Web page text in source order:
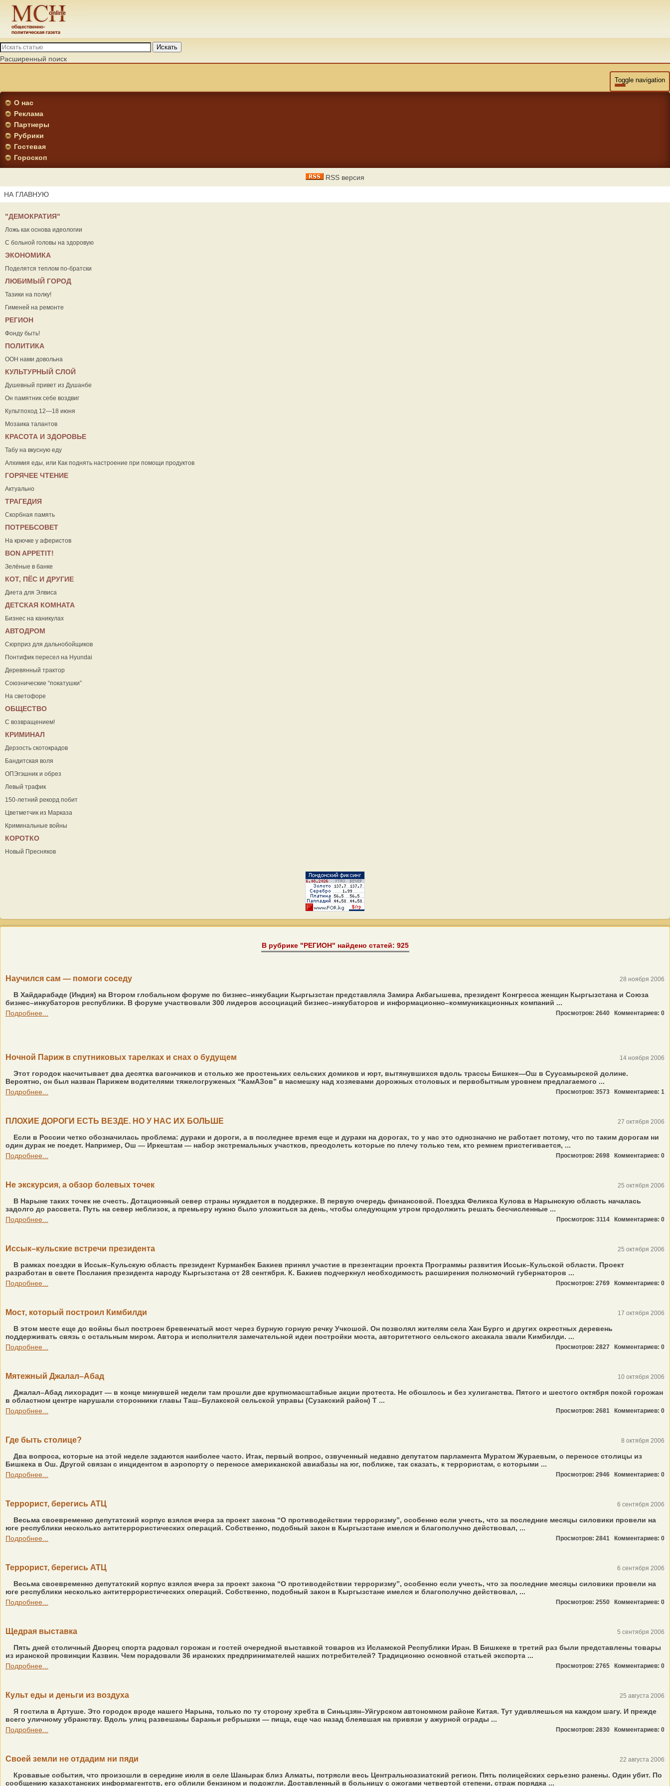
Искать
Расширенный поиск
Toggle navigation
О нас
Реклама
Партнеры
Рубрики
Гостевая
Гороскоп
RSS версия
НА ГЛАВНУЮ
"ДЕМОКРАТИЯ"
Ложь как основа идеологии
С больной головы на здоровую
ЭКОНОМИКА
Поделятся теплом по-братски
ЛЮБИМЫЙ ГОРОД
Тазики на полку!
Гименей на ремонте
РЕГИОН
Фонду быть!
ПОЛИТИКА
ООН нами довольна
КУЛЬТУРНЫЙ СЛОЙ
Душевный привет из Душанбе
Он памятник себе воздвиг
Культпоход 12—18 июня
Мозаика талантов
КРАСОТА И ЗДОРОВЬЕ
Табу на вкусную еду
Алхимия еды, или Как поднять настроение при помощи продуктов
ГОРЯЧЕЕ ЧТЕНИЕ
Актуально
ТРАГЕДИЯ
Скорбная память
ПОТРЕБСОВЕТ
На крючке у аферистов
ВON APPETIT!
Зелёные в банке
КОТ, ПЁС И ДРУГИЕ
Диета для Элвиса
ДЕТСКАЯ КОМНАТА
Бизнес на каникулах
АВТОДРОМ
Сюрприз для дальнобойщиков
Понтифик пересел на Hyundai
Деревянный трактор
Союзнические “покатушки”
На светофоре
ОБЩЕСТВО
С возвращением!
КРИМИНАЛ
Дерзость скотокрадов
Бандитская воля
ОПЭгэшник и обрез
Левый трафик
150-летний рекорд побит
Цветметчик из Марказа
Криминальные войны
КОРОТКО
Новый Пресняков
В рубрике "РЕГИОН" найдено статей: 925
Научился сам — помоги соседу 28 ноября 2006
В Хайдарабаде (Индия) на Втором глобальном форуме по бизнес–инкубации Кыргызстан представляла Замира Акбагышева, президент Конгресса женщин Кыргызстана и Союза
бизнес–инкубаторов республики. В форуме участвовали 300 лидеров ассоциаций бизнес–инкубаторов и информационно–коммуникационных компаний ...
Подробнее...
Просмотров: 2640 Комментариев: 0
Ночной Париж в спутниковых тарелках и снах о будущем 14 ноября 2006
Этот городок насчитывает два десятка вагончиков и столько же простеньких сельских домиков и юрт, вытянувшихся вдоль трассы Бишкек—Ош в Суусамырской долине.
Вероятно, он был назван Парижем водителями тяжелогруженых “КамАЗов” в насмешку над хозяевами дорожных столовых и первобытным уровнем предлагаемого ...
Подробнее...
Просмотров: 3573 Комментариев: 1
ПЛОХИЕ ДОРОГИ ЕСТЬ ВЕЗДЕ. НО У НАС ИХ БОЛЬШЕ 27 октября 2006
Если в России четко обозначилась проблема: дураки и дороги, а в последнее время еще и дураки на дорогах, то у нас это однозначно не работает потому, что по таким дорогам ни
один дурак не поедет. Например, Ош — Иркештам — набор экстремальных участков, преодолеть которые по плечу только тем, кто ремнем пристегивается, ...
Подробнее...
Просмотров: 2698 Комментариев: 0
Не экскурсия, а обзор болевых точек 25 октября 2006
В Нарыне таких точек не счесть. Дотационный север страны нуждается в поддержке. В первую очередь финансовой. Поездка Феликса Кулова в Нарынскую область началась
задолго до рассвета. Путь на север неблизок, а премьеру нужно было уложиться за день, чтобы следующим утром продолжить решать бесчисленные ...
Подробнее...
Просмотров: 3114 Комментариев: 0
Иссык–кульские встречи президента 25 октября 2006
В рамках поездки в Иссык–Кульскую область президент Курманбек Бакиев принял участие в презентации проекта Программы развития Иссык–Кульской области. Проект
разработан в свете Послания президента народу Кыргызстана от 28 сентября. К. Бакиев подчеркнул необходимость расширения полномочий губернаторов ...
Подробнее...
Просмотров: 2769 Комментариев: 0
Мост, который построил Кимбилди 17 октября 2006
В этом месте еще до войны был построен бревенчатый мост через бурную горную речку Учкошой. Он позволял жителям села Хан Бурго и других окрестных деревень
поддерживать связь с остальным миром. Автора и исполнителя замечательной идеи постройки моста, авторитетного сельского аксакала звали Кимбилди. ...
Подробнее...
Просмотров: 2827 Комментариев: 0
Мятежный Джалал–Абад 10 октября 2006
Джалал–Абад лихорадит — в конце минувшей недели там прошли две крупномасштабные акции протеста. Не обошлось и без хулиганства. Пятого и шестого октября покой горожан
в областном центре нарушали сторонники главы Таш–Булакской сельской управы (Сузакский район) Т ...
Подробнее...
Просмотров: 2681 Комментариев: 0
Где быть столице? 8 октября 2006
Два вопроса, которые на этой неделе задаются наиболее часто. Итак, первый вопрос, озвученный недавно депутатом парламента Муратом Жураевым, о переносе столицы из
Бишкека в Ош. Другой связан с инцидентом в аэропорту о переносе американской авиабазы на юг, поближе, так сказать, к террористам, с которыми ...
Подробнее...
Просмотров: 2946 Комментариев: 0
Террорист, берегись АТЦ 6 сентября 2006
Весьма своевременно депутатский корпус взялся вчера за проект закона “О противодействии терроризму”, особенно если учесть, что за последние месяцы силовики провели на
юге республики несколько антитеррористических операций. Собственно, подобный закон в Кыргызстане имелся и благополучно действовал, ...
Подробнее...
Просмотров: 2841 Комментариев: 0
Террорист, берегись АТЦ 6 сентября 2006
Весьма своевременно депутатский корпус взялся вчера за проект закона “О противодействии терроризму”, особенно если учесть, что за последние месяцы силовики провели на
юге республики несколько антитеррористических операций. Собственно, подобный закон в Кыргызстане имелся и благополучно действовал, ...
Подробнее...
Просмотров: 2550 Комментариев: 0
Щедрая выставка 5 сентября 2006
Пять дней столичный Дворец спорта радовал горожан и гостей очередной выставкой товаров из Исламской Республики Иран. В Бишкеке в третий раз были представлены товары
из иранской провинции Казвин. Чем порадовали 36 иранских предпринимателей наших потребителей? Традиционно основной статьей экспорта ...
Подробнее...
Просмотров: 2765 Комментариев: 0
Культ еды и деньги из воздуха 25 августа 2006
Я гостила в Артуше. Это городок вроде нашего Нарына, только по ту сторону хребта в Синьцзян–Уйгурском автономном районе Китая. Тут удивляешься на каждом шагу. И прежде
всего уличному убранству. Вдоль улиц развешаны бараньи ребрышки — пища, еще час назад блеявшая на привязи у ажурной ограды ...
Подробнее...
Просмотров: 2830 Комментариев: 0
Своей земли не отдадим ни пяди 22 августа 2006
Кровавые события, что произошли в середине июля в селе Шанырак близ Алматы, потрясли весь Центральноазиатский регион. Пять полицейских серьезно ранены. Один убит. По
сообщению казахстанских информагентств, его облили бензином и подожгли. Доставленный в больницу с ожогами четвертой степени, страж порядка ...